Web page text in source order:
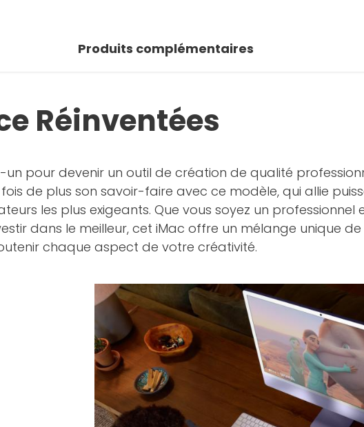
Produits complémentaires
Réinventées
pour devenir un outil de création de qualité
de plus son savoir-faire avec ce modèle, qui allie
les plus exigeants. Que vous soyez un
dans le meilleur, cet iMac offre un mélange unique
chaque aspect de votre créativité.